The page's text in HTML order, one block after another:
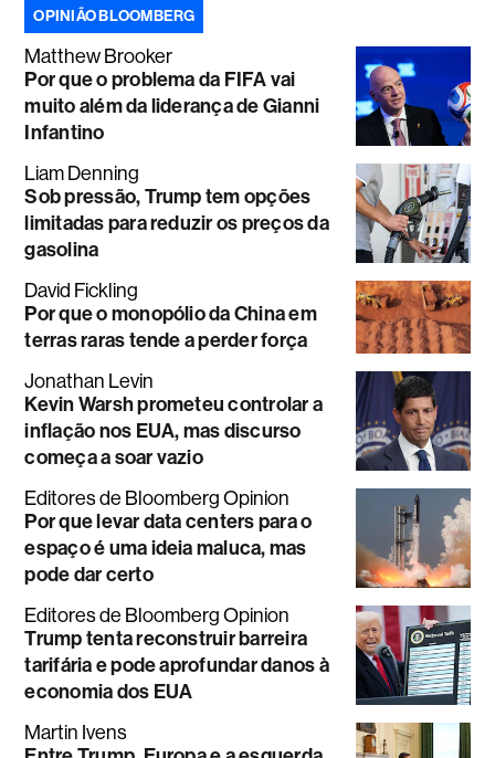
OPINIÃO BLOOMBERG
Matthew Brooker
Por que o problema da FIFA vai
muito além da liderança de Gianni
Infantino
Liam Denning
Sob pressão, Trump tem opções
limitadas para reduzir os preços da
gasolina
David Fickling
Por que o monopólio da China em
terras raras tende a perder força
Jonathan Levin
Kevin Warsh prometeu controlar a
inflação nos EUA, mas discurso
começa a soar vazio
Editores de Bloomberg Opinion
Por que levar data centers para o
espaço é uma ideia maluca, mas
pode dar certo
Editores de Bloomberg Opinion
Trump tenta reconstruir barreira
tarifária e pode aprofundar danos à
economia dos EUA
Martin Ivens